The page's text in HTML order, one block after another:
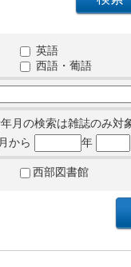
英語
西語・葡語
月の検索は雑誌のみ対
月から 年
西部図書館